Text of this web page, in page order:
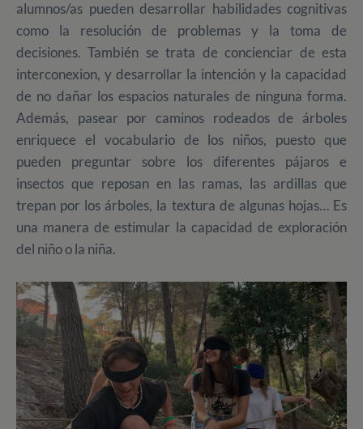
alumnos/as pueden desarrollar habilidades cognitivas
como la resolución de problemas y la toma de
decisiones. También se trata de concienciar de esta
interconexion, y desarrollar la intención y la capacidad
de no dañar los espacios naturales de ninguna forma.
Además, pasear por caminos rodeados de árboles
enriquece el vocabulario de los niños, puesto que
pueden preguntar sobre los diferentes pájaros e
insectos que reposan en las ramas, las ardillas que
trepan por los árboles, la textura de algunas hojas… Es
una manera de estimular la capacidad de exploración
del niño o la niña.